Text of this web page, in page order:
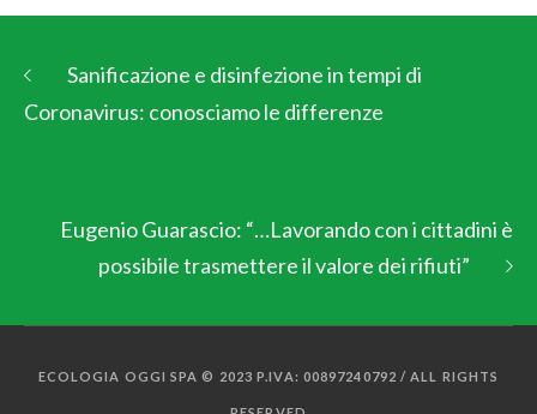
Sanificazione e disinfezione in tempi di
Coronavirus: conosciamo le differenze
Eugenio Guarascio: “…Lavorando con i cittadini è
possibile trasmettere il valore dei rifiuti”
ECOLOGIA OGGI SPA © 2023 P.IVA: 00897240792 / ALL RIGHTS